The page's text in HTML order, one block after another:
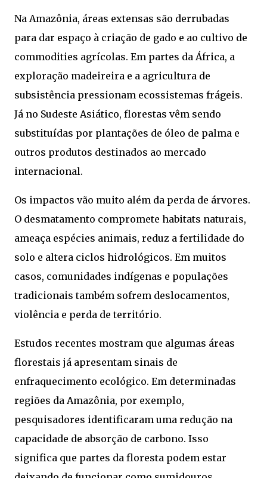
Na Amazônia, áreas extensas são derrubadas
para dar espaço à criação de gado e ao cultivo de
commodities agrícolas. Em partes da África, a
exploração madeireira e a agricultura de
subsistência pressionam ecossistemas frágeis.
Já no Sudeste Asiático, florestas vêm sendo
substituídas por plantações de óleo de palma e
outros produtos destinados ao mercado
internacional.
Os impactos vão muito além da perda de árvores.
O desmatamento compromete habitats naturais,
ameaça espécies animais, reduz a fertilidade do
solo e altera ciclos hidrológicos. Em muitos
casos, comunidades indígenas e populações
tradicionais também sofrem deslocamentos,
violência e perda de território.
Estudos recentes mostram que algumas áreas
florestais já apresentam sinais de
enfraquecimento ecológico. Em determinadas
regiões da Amazônia, por exemplo,
pesquisadores identificaram uma redução na
capacidade de absorção de carbono. Isso
significa que partes da floresta podem estar